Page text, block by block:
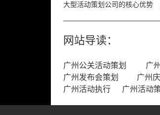
大型活动策划公司的核心优势
网站导读：
广州公关活动策划 广
广州发布会策划
广州
广州活动执行
广州活动